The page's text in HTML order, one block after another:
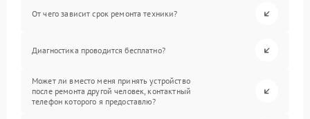
От чего зависит срок ремонта техники?
Диагностика проводится бесплатно?
Может ли вместо меня принять устройство
после ремонта другой человек, контактный
телефон которого я предоставлю?